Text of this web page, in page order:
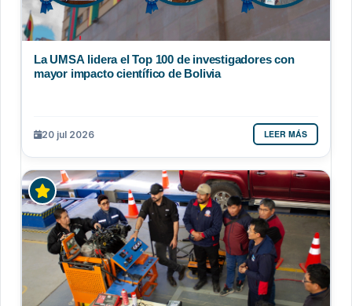
La UMSA lidera el Top 100 de investigadores con
mayor impacto científico de Bolivia
20 jul 2026 LEER MÁS